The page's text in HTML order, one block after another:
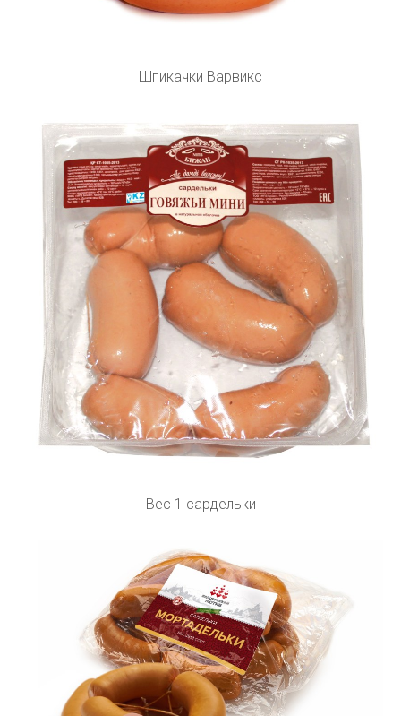
Шпикачки Варвикс
Вес 1 сардельки